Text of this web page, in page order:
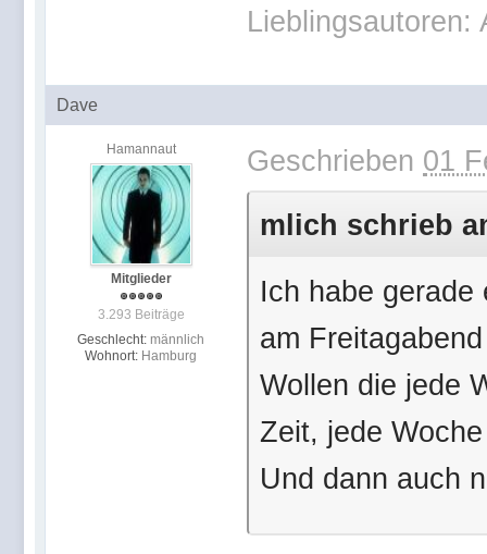
Lieblingsautoren:
Dave
Hamannaut
Mitglieder
3.293 Beiträge
Geschlecht: männlich
Wohnort: Hamburg
Geschrieben 01
mlich schrieb
Ich habe gerade
am
Wollen die jede
Zeit, jede
Und dann auch